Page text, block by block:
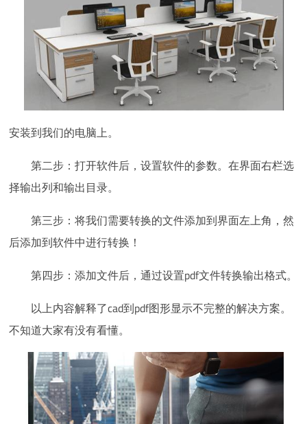
安装到我们的电脑上。
第二步：打开软件后，设置软件的参数。在界面右栏选
择输出列和输出目录。
第三步：将我们需要转换的文件添加到界面左上角，然
后添加到软件中进行转换！
第四步：添加文件后，通过设置pdf文件转换输出格式。
以上内容解释了cad到pdf图形显示不完整的解决方案。
不知道大家有没有看懂。